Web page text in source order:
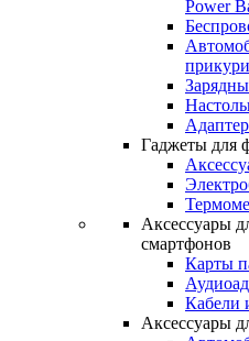
Power
Гаджеты для
Аксессуары
смартфонов
Карты
Кабели
Аксессуары